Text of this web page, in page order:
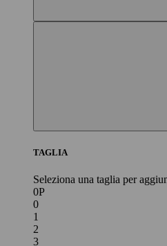
TAGLIA
Seleziona una taglia per
0P
0
1
2
3